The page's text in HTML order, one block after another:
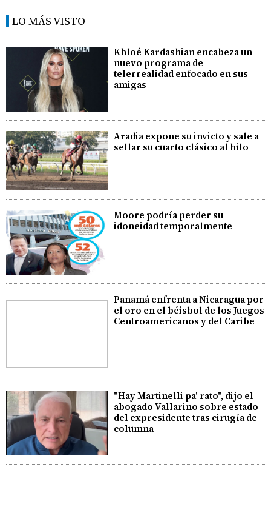
LO MÁS VISTO
Khloé Kardashian encabeza un
nuevo programa de
telerrealidad enfocado en sus
amigas
Aradia expone su invicto y sale a
sellar su cuarto clásico al hilo
Moore podría perder su
idoneidad temporalmente
Panamá enfrenta a Nicaragua por
el oro en el béisbol de los Juegos
Centroamericanos y del Caribe
"Hay Martinelli pa' rato", dijo el
abogado Vallarino sobre estado
del expresidente tras cirugía de
columna